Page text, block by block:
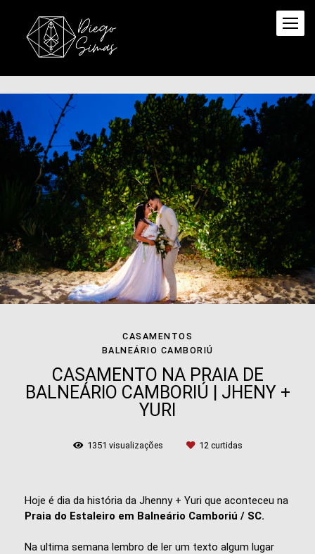
CASAMENTOS
BALNEÁRIO CAMBORIÚ
CASAMENTO NA PRAIA DE
BALNEÁRIO CAMBORIÚ | JHENY +
YURI
1351 visualizações 12 curtidas
Hoje é dia da história da Jhenny + Yuri que aconteceu na
Praia do Estaleiro em Balneário Camboriú / SC.
Na ultima semana lembro de ler um texto algum lugar